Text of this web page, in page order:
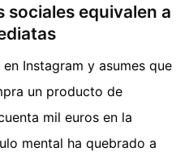
sociales equivalen a
Instagram y asumes que
un producto de
mil euros en la
mental ha quebrado a